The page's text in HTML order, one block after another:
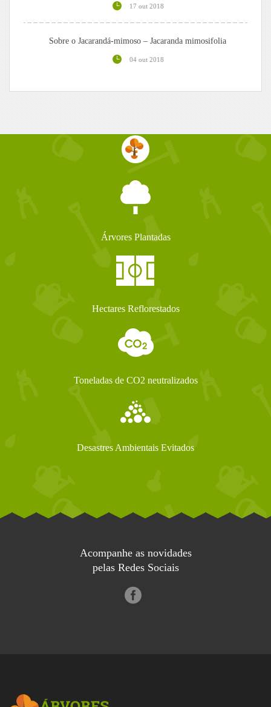
17 out 2018
Sobre o Jacarandá-mimoso – Jacaranda mimosifolia
04 out 2018
Árvores Plantadas
Hectares Reflorestados
Toneladas de CO2 neutralizados
Desastres Ambientais Evitados
Acompanhe as novidades
pelas Redes Sociais